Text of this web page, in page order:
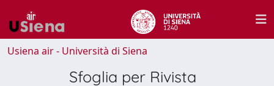
Usiena air - Università di Siena
Sfoglia per Rivista